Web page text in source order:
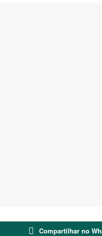
Compartilhar no